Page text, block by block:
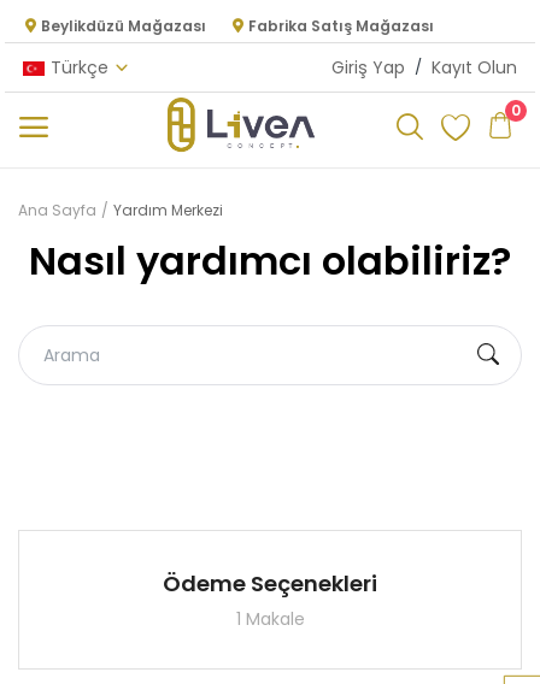
Beylikdüzü Mağazası Fabrika Satış Mağazası
Türkçe Giriş Yap / Kayıt Olun
0
Kategoriler
Ana Menü
Yatak Odası
Dolap
Ana Sayfa Yardım Merkezi
Nasıl yardımcı olabiliriz?
Ödeme Seçenekleri
1 Makale